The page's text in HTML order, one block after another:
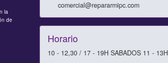
la
de
comercial@repararmipc.com
Horario
10 - 12,30 / 17 - 19H SABADOS 11 - 13H